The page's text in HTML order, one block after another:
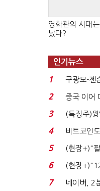
영화관의 시대
났다?
인기뉴스
1
구광모-젠
로봇·AI 등
2
중국 이어
국전쟁’
3
(특징주)
지에 상한
4
비트코인
처분' 기준
5
(현장+)"
요"…'덜
6
(현장
빈 매대 채
7
네이버, 2